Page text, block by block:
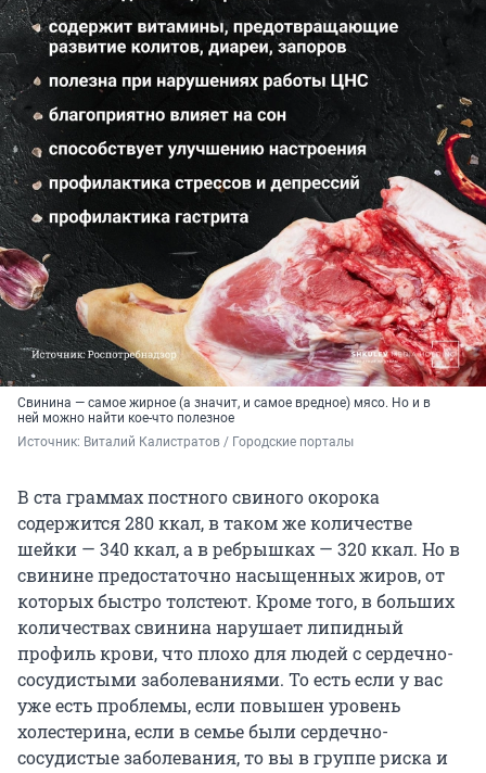
Свинина — самое жирное (а значит, и самое вредное) мясо. Но и в
ней можно найти кое-что полезное
Источник: Виталий Калистратов / Городские порталы
В ста граммах постного свиного окорока
содержится 280 ккал, в таком же количестве
шейки — 340 ккал, а в ребрышках — 320 ккал. Но в
свинине предостаточно насыщенных жиров, от
которых быстро толстеют. Кроме того, в больших
количествах свинина нарушает липидный
профиль крови, что плохо для людей с сердечно-
сосудистыми заболеваниями. То есть если у вас
уже есть проблемы, если повышен уровень
холестерина, если в семье были сердечно-
сосудистые заболевания, то вы в группе риска и